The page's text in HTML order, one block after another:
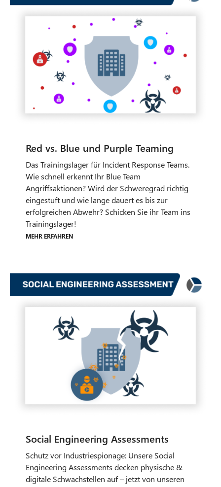
Das Trainingslager für Incident Response Teams.
Wie schnell erkennt Ihr Blue Team
Angriffsaktionen? Wird der Schweregrad richtig
eingestuft und wie lange dauert es bis zur
erfolgreichen Abwehr? Schicken Sie ihr Team ins
Trainingslager!
Mehr erfahren
Schutz vor Industriespionage: Unsere Social
Engineering Assessments decken physische &
digitale Schwachstellen auf – jetzt von unseren